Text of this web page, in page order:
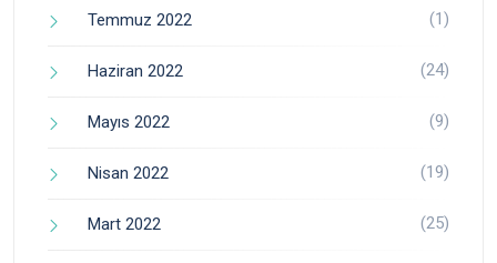
Temmuz 2022 (1)
Haziran 2022 (24)
Mayıs 2022 (9)
Nisan 2022 (19)
Mart 2022 (25)